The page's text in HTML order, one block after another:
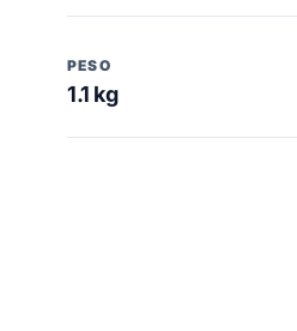
PESO
1.1 kg